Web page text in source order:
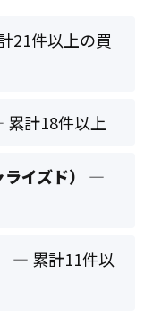
21件以上の買
計18件以上
イズド）
—
— 累計11件以